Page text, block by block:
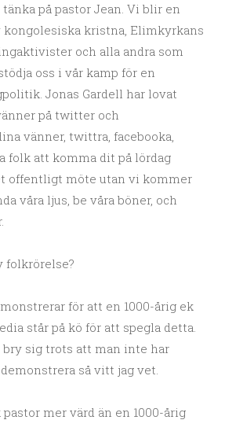
på pastor Jean. Vi blir en
kongolesiska kristna, Elimkyrkans
och alla andra som
oss i vår kamp för en
Jonas Gardell har lovat
på twitter och
vänner, twittra, facebooka,
folk att komma dit på lördag
offentligt möte utan vi kommer
våra ljus, be våra böner, och
folkrörelse?
för att en 1000-årig ek
står på kö för att spegla detta.
sig trots att man inte har
så vitt jag vet.
mer värd än en 1000-årig